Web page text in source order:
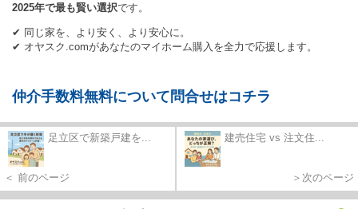
2025年で最も賢い選択です。
✔ 同じ家を、より安く、より安心に。
✔ オヤスク.comがあなたのマイホーム購入を全力で応援します。
仲介手数料無料について問合せはコチラ
足立区で新築戸建を...
＜ 前のページ
建売住宅 vs 注文住...
＞次のページ